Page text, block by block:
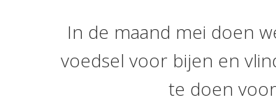
In de maand mei doen
voedsel voor bijen en
te doen